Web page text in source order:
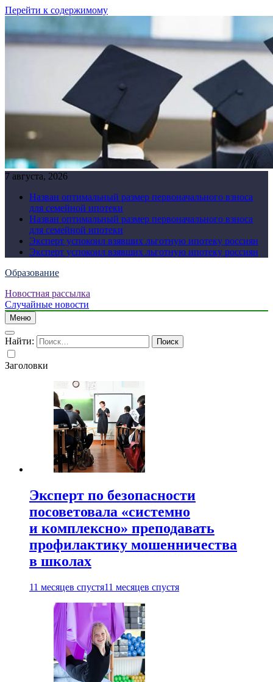
Перейти к содержимому
7 августа, 2026
Назван оптимальный размер первоначального взноса
для семейной ипотеки
Назван оптимальный размер первоначального взноса
для семейной ипотеки
Эксперт успокоил взявших льготную ипотеку россиян
Эксперт успокоил взявших льготную ипотеку россиян
Образование
Новостная рассылка
Случайные новости
Меню
Найти:
Заголовки
Эксперт по безопасности
посоветовала «системно
и комплексно» преподавать
профилактику мошенничества
в школах
11 месяцев спустя11 месяцев спустя